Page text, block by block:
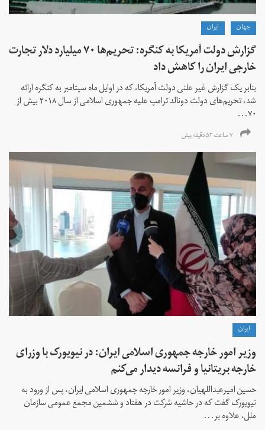
جهان ايران
گزارش دولت آمریکا به کنگره: تحریم‌ها ۷۰ میلیارد دلار تجارت
خارجی ایران را کاهش داد
بنابر یک گزارش غیر علنی دولت آمریکا، که در اوایل ماه سپتامبر به کنگره ارائه
شد، تحریم‌های دولت دونالد ترامپ علیه جمهوری اسلامی از سال ۲۰۱۸ بیش از
۷۰...
۷ ساعت ۵۳ دقیقه پیش
ايران
وزیر امور خارجه جمهوری اسلامی ایران: در نیویورک با وزرای
خارجه بریتانیا و فرانسه دیدار می‌کنم
حسین امیرعبداللهیان، وزیر امور خارجه جمهوری اسلامی ایران، پس از ورود به
نیویورک گفت که در حاشیه شرکت در هفتاد و ششمین مجمع عمومی سازمان
ملل، علاوه بر...